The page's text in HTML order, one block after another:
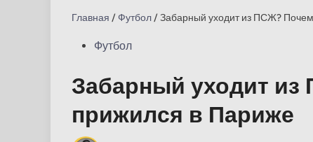
Главная /Футбол/Забарный уходит из ПСЖ?
Опубликовано
Футбол
Забарный уходит
прижился в Париже